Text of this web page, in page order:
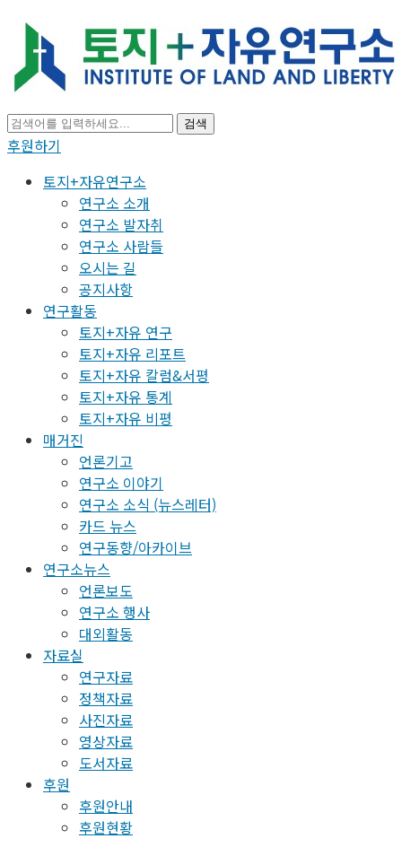
검색
후원하기
토지+자유연구소
연구소 소개
연구소 발자취
연구소 사람들
오시는 길
공지사항
연구활동
토지+자유 연구
토지+자유 리포트
토지+자유 칼럼&서평
토지+자유 통계
토지+자유 비평
매거진
언론기고
연구소 이야기
연구소 소식 (뉴스레터)
카드 뉴스
연구동향/아카이브
연구소뉴스
언론보도
연구소 행사
대외활동
자료실
연구자료
정책자료
사진자료
영상자료
도서자료
후원
후원안내
후원현황